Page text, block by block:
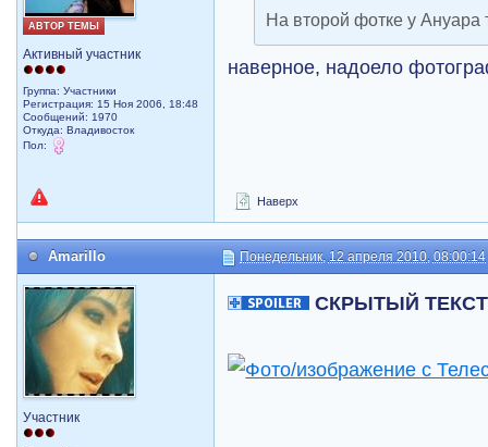
АВТОР ТЕМЫ
Активный участник
Группа: Участники
Регистрация: 15 Ноя 2006, 18:48
Сообщений: 1970
Откуда: Владивосток
Пол:
На второй фотке у
наверное, надоело
Наверх
Amarillo Понедельник, 12 апреля 2010, 08:00:14
Участник
СКРЫТЫЙ ТЕКСТ